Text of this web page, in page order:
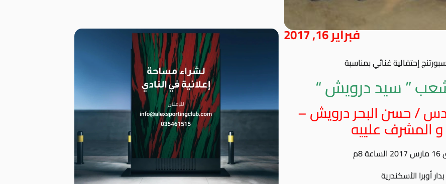
فبراير 16, 2017
إحتفالية غنائي بمناسبة
” سيد درويش “
/ حسن البحر درويش –
المشرف علييه
أوبرا الأسكندرية